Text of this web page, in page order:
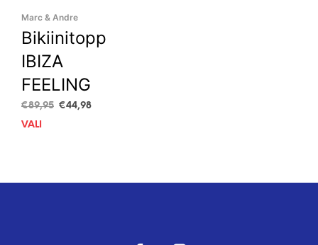
Marc & Andre
Bikiinitopp
IBIZA
FEELING
€89,95 Algne
€44,98Current
VALI
variants.